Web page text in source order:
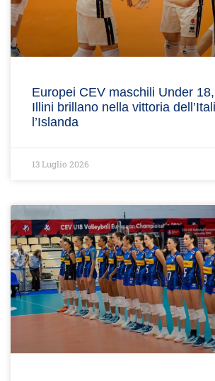
Europei CEV maschili Under
Illini brillano nella vittoria
l’Islanda
13 Luglio 2026